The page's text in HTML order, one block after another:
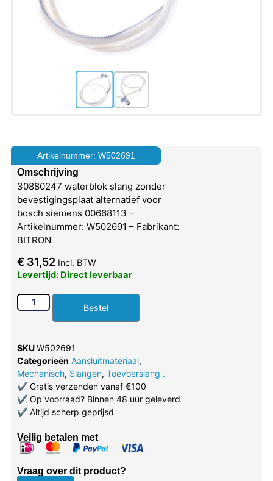
Artikelnummer: W502691
Omschrijving
30880247 waterblok slang zonder
bevestigingsplaat alternatief voor
bosch siemens 00668113 –
Artikelnummer: W502691 – Fabrikant:
BITRON
€ 31,52 Incl. BTW
Levertijd: Direct leverbaar
Bestel
SKUW502691
Categorieën Aansluitmateriaal,
Mechanisch, Slangen, Toevoerslang .
✔Gratis verzenden vanaf €100
✔Op voorraad? Binnen 48 uur geleverd
✔Altijd scherp geprijsd
Veilig betalen met
Vraag over dit product?